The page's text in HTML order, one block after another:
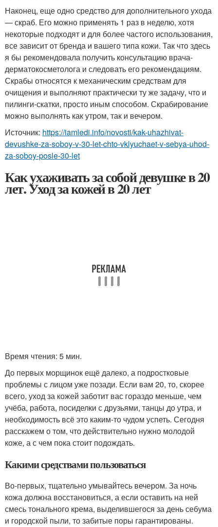
Наконец, еще одно средство для дополнительного ухода
— скраб. Его можно применять 1 раз в неделю, хотя
некоторые подходят и для более частого использования,
все зависит от бренда и вашего типа кожи. Так что здесь
я бы рекомендовала получить консультацию врача-
дерматокосметолога и следовать его рекомендациям.
Скрабы относятся к механическим средствам для
очищения и выполняют практически ту же задачу, что и
пилинги-скатки, просто иным способом. Скрабирование
можно выполнять как утром, так и вечером.
Источник: https://iamledi.info/novosti/kak-uhazhivat-
devushke-za-soboy-v-30-let-chto-vklyuchaet-v-sebya-uhod-
za-soboy-posle-30-let
Как ухаживать за собой девушке в 20
лет. Уход за кожей в 20 лет
​Время чтения: 5 мин.
До первых морщинок ещё далеко, а подростковые
проблемы с лицом уже позади. Если вам 20, то, скорее
всего, уход за кожей заботит вас гораздо меньше, чем
учёба, работа, посиделки с друзьями, танцы до утра, и
необходимость всё это каким-то чудом успеть. Сегодня
расскажем о том, что действительно нужно молодой
коже, а с чем пока стоит подождать.
Какими средствами пользоваться
Во-первых, тщательно умывайтесь вечером. За ночь
кожа должна восстановиться, а если оставить на ней
смесь тонального крема, выделившегося за день себума
и городской пыли, то забитые поры гарантированы.